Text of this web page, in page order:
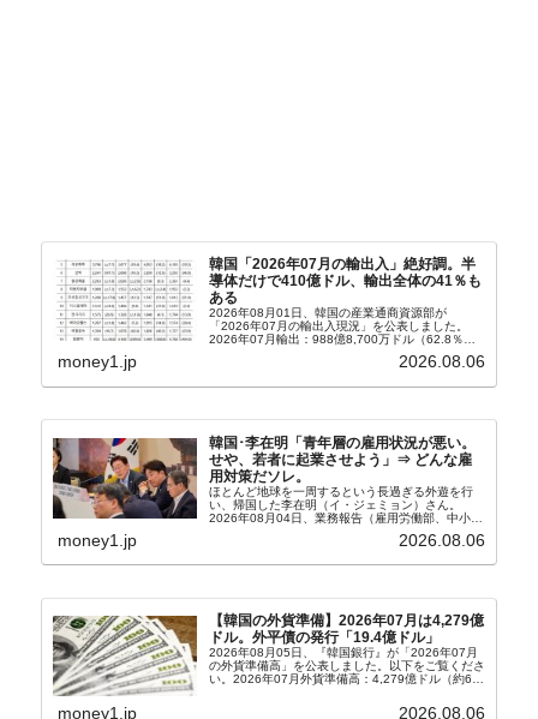
韓国「2026年07月の輸出入」絶好調。半
導体だけで410億ドル、輸出全体の41％も
ある
2026年08月01日、韓国の産業通商資源部が
「2026年07月の輸出入現況」を公表しました。
2026年07月輸出：988億8,700万ドル（62.8％）
輸入：685億6,300万ドル（26.5％）貿易収支：
money1.jp 2026.08.06
韓国･李在明「青年層の雇用状況が悪い。
せや、若者に起業させよう」⇒ どんな雇
用対策だソレ。
ほとんど地球を一周するという長過ぎる外遊を行
い、帰国した李在明（イ・ジェミョン）さん。
2026年08月04日、業務報告（雇用労働部、中小ベ
上、韓国大統領に成りおおせた李在明（イ・ジェミ
money1.jp 2026.08.06
【韓国の外貨準備】2026年07月は4,279億
ドル。外平債の発行「19.4億ドル」
2026年08月05日、『韓国銀行』が「2026年07月
の外貨準備高」を公表しました。以下をご覧くださ
い。2026年07月外貨準備高：4,279億ドル（約67
money1.jp 2026.08.06